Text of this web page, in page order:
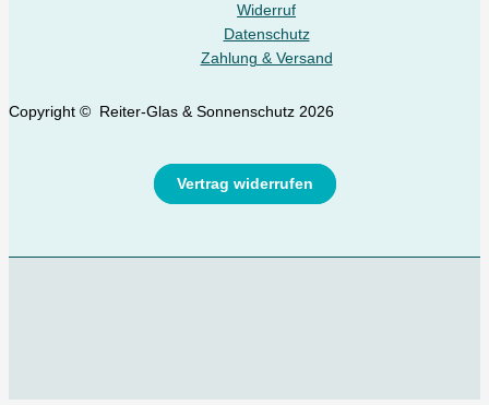
Widerruf
Datenschutz
Zahlung & Versand
Copyright © Reiter-Glas & Sonnenschutz 2026
Vertrag widerrufen